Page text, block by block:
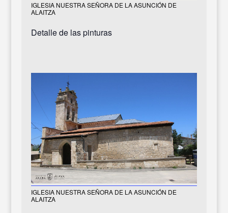
IGLESIA NUESTRA SEÑORA DE LA ASUNCIÓN DE
ALAITZA
Detalle de las pinturas
IGLESIA NUESTRA SEÑORA DE LA ASUNCIÓN DE
ALAITZA